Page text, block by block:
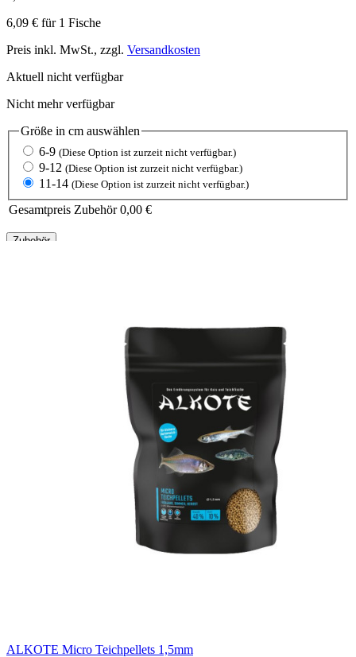
6,09 € für 1 Fische
Preis inkl. MwSt., zzgl. Versandkosten
Aktuell nicht verfügbar
Nicht mehr verfügbar
Größe in cm auswählen
6-9 (Diese Option ist zurzeit nicht verfügbar.)
9-12 (Diese Option ist zurzeit nicht verfügbar.)
11-14 (Diese Option ist zurzeit nicht verfügbar.)
Gesamtpreis Zubehör 0,00 €
Zubehör
ALKOTE Micro Teichpellets 1,5mm